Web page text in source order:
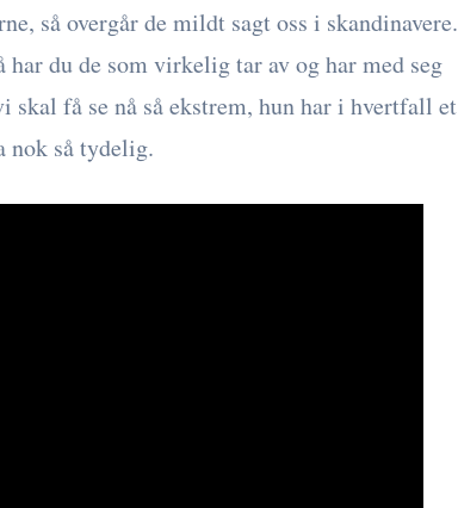
så overgår de mildt sagt oss i skandinavere.
du de som virkelig tar av og har med seg
få se nå så ekstrem, hun har i hvertfall et
nok så tydelig.